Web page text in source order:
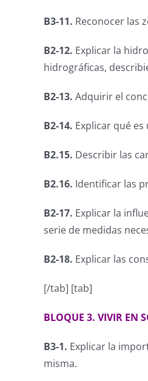
B3-11. Reconocer las
B2-12. Explicar la
hidrográficas,
B2-13. Adquirir el
B2-14. Explicar qué
B2.15. Describir las
B2.16. Identificar las
B2-17. Explicar la
serie de medidas
B2-18. Explicar las
[/tab] [tab]
BLOQUE 3. VIVIR EN
B3-1. Explicar la
misma.